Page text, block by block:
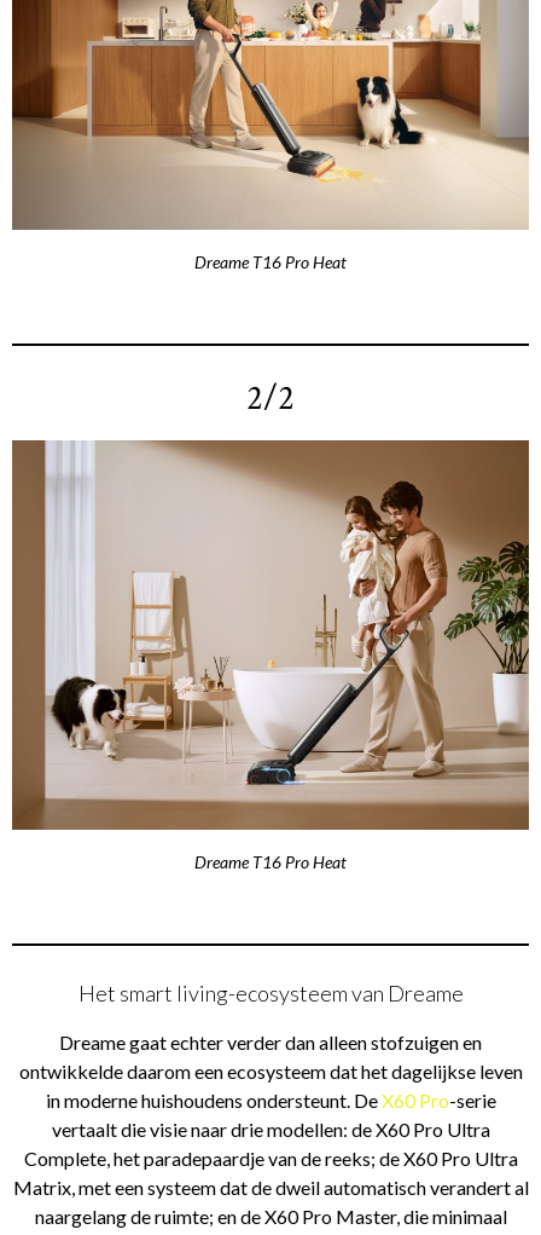
Dreame T16 Pro Heat
2/2
Dreame T16 Pro Heat
Het smart living-ecosysteem van Dreame
Dreame gaat echter verder dan alleen stofzuigen en
ontwikkelde daarom een ecosysteem dat het dagelijkse leven
in moderne huishoudens ondersteunt. DeX60 Pro-serie
vertaalt die visie naar drie modellen: de X60 Pro Ultra
Complete, het paradepaardje van de reeks; de X60 Pro Ultra
Matrix, met een systeem dat de dweil automatisch verandert al
naargelang de ruimte; en de X60 Pro Master, die minimaal